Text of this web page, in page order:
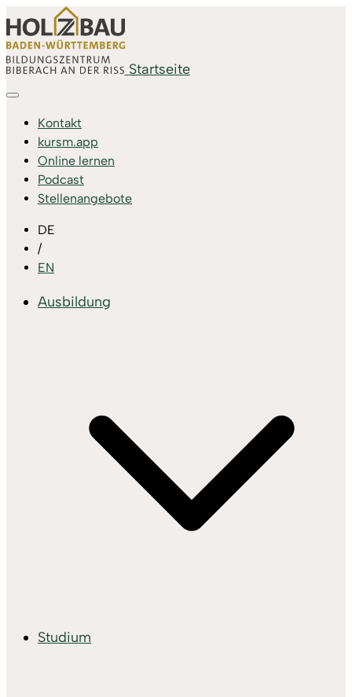
Startseite
Kontakt
kursm.app
Online lernen
Podcast
Stellenangebote
DE
/
EN
Ausbildung
Studium